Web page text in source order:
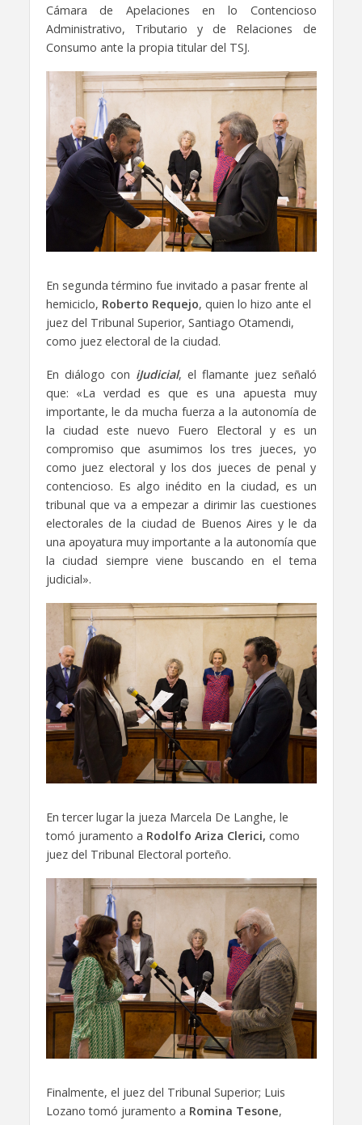
Cámara de Apelaciones en lo Contencioso
Administrativo, Tributario y de Relaciones de
Consumo ante la propia titular del TSJ.
En segunda término fue invitado a pasar frente al
hemiciclo, Roberto Requejo, quien lo hizo ante el
juez del Tribunal Superior, Santiago Otamendi,
como juez electoral de la ciudad.
En diálogo con iJudicial, el flamante juez señaló
que: «La verdad es que es una apuesta muy
importante, le da mucha fuerza a la autonomía de
la ciudad este nuevo Fuero Electoral y es un
compromiso que asumimos los tres jueces, yo
como juez electoral y los dos jueces de penal y
contencioso. Es algo inédito en la ciudad, es un
tribunal que va a empezar a dirimir las cuestiones
electorales de la ciudad de Buenos Aires y le da
una apoyatura muy importante a la autonomía que
la ciudad siempre viene buscando en el tema
judicial».
En tercer lugar la jueza Marcela De Langhe, le
tomó juramento a Rodolfo Ariza Clerici, como
juez del Tribunal Electoral porteño.
Finalmente, el juez del Tribunal Superior; Luis
Lozano tomó juramento a Romina Tesone,